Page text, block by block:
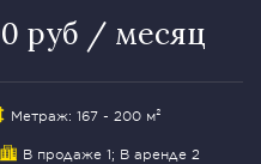
руб / месяц
Метраж: 167 - 200 м²
В продаже 1; В аренде 2